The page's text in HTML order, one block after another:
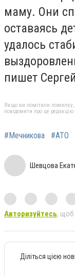
маму. Они
оставаясь
удалось
пишет
Якщо ви помітили помилку,
повідомити про це редакцію
#Мечникова #АТО
Шевцова
Авторизуйтесь, щоб
Діліться цією